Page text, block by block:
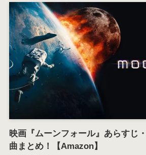
映画『ムーンフォール』あらすじ
曲まとめ！【Amazon】